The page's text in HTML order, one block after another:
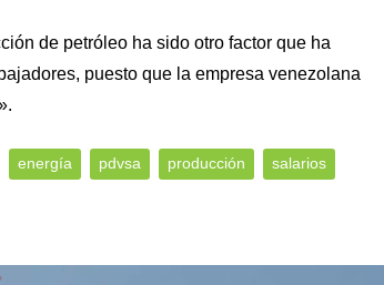
de petróleo ha sido otro factor que ha
puesto que la empresa venezolana
energía pdvsa producción salarios